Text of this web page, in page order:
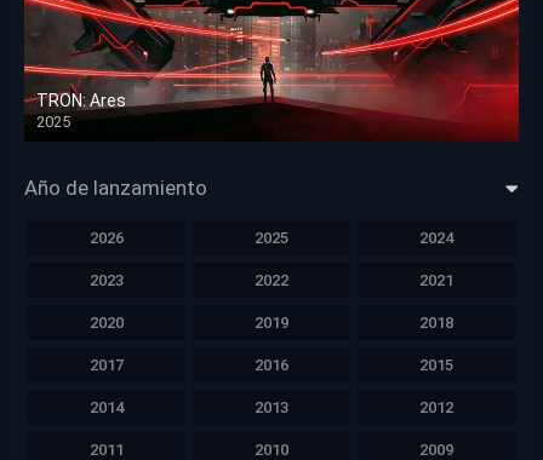
TRON: Ares
2025
HD 1080p
Año de lanzamiento
2026 2025 2024
2023 2022 2021
2020 2019 2018
2017 2016 2015
2014 2013 2012
2011 2010 2009